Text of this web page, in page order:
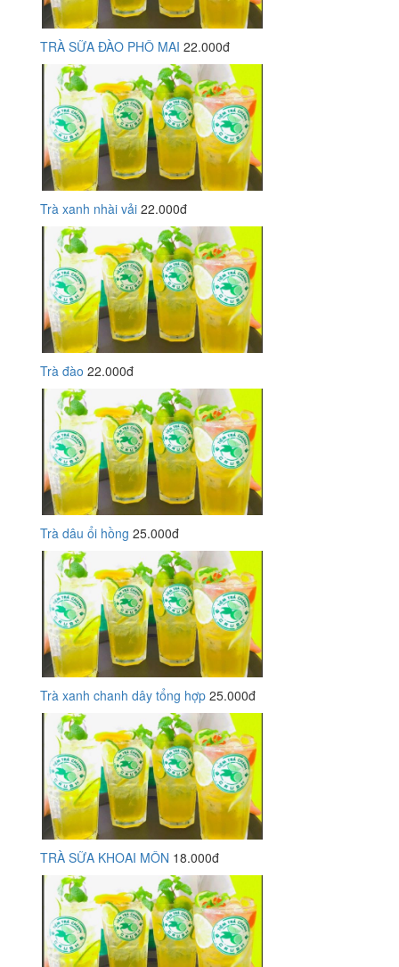
TRÀ SỮA ĐÀO PHÔ MAI 22.000đ
Trà xanh nhài vải 22.000đ
Trà đào 22.000đ
Trà dâu ổi hồng 25.000đ
Trà xanh chanh dây tổng hợp 25.000đ
TRÀ SỮA KHOAI MÔN 18.000đ